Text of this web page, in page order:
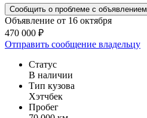
Сообщить о проблеме с объявлением
Объявление от 16 октября
470 000 ₽
Отправить сообщение владельцу
Статус
В наличии
Тип кузова
Хэтчбек
Пробег